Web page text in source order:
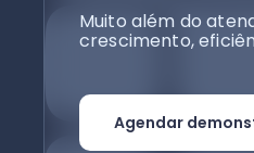
Muito além do
crescimento,
Agendar